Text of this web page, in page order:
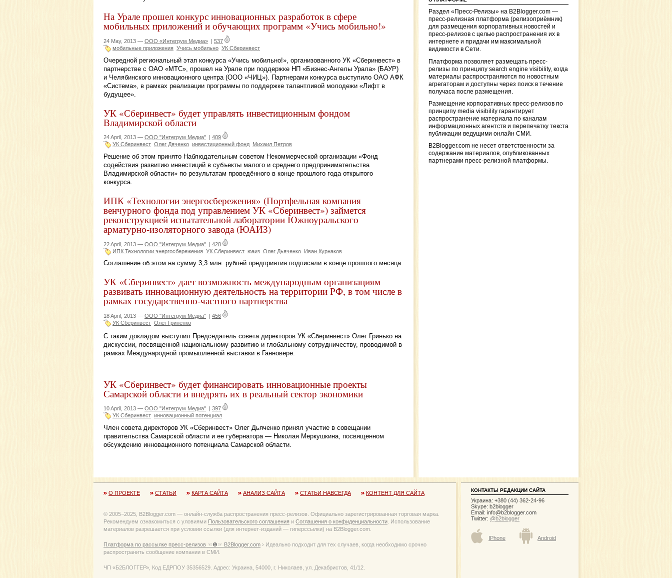
На Урале прошел конкурс инновационных разработок в сфере
мобильных приложений и обучающих программ «Учись мобильно!»
24 May, 2013 — ООО «Интегрум Медиа»
537
мобильные приложения Учись мобильно УК Сберинвест
Очередной региональный этап конкурса «Учись мобильно!», организованного УК «Сберинвест» в
партнерстве с ОАО «МТС», прошел на Урале при поддержке НП «Бизнес-Ангелы Урала» (БАУР)
и Челябинского инновационного центра (ООО «ЧИЦ»). Партнерами конкурса выступило ОАО АФК
«Система», в рамках реализации программы по поддержке талантливой молодежи «Лифт в
будущее».
УК «Сберинвест» будет управлять инвестиционным фондом
Владимирской области
24 April, 2013 — ООО "Интегрум Медиа"
409
УК Сберинвест Олег Дяченко инвестиционный фонд Михаил Петров
Решение об этом принято Наблюдательным советом Некоммерческой организации «Фонд
содействия развитию инвестиций в субъекты малого и среднего предпринимательства
Владимирской области» по результатам проведённого в конце прошлого года открытого
конкурса.
ИПК «Технологии энергосбережения» (Портфельная компания
венчурного фонда под управлением УК «Сберинвест») займется
реконструкцией испытательной лаборатории Южноуральского
арматурно-изоляторного завода (ЮАИЗ)
22 April, 2013 — ООО "Интегрум Медиа" | 428
ИПК Технологии энергосбережения УК Сберинвест юаиз Олег Дьяченко Иван Курнаков
Соглашение об этом на сумму 3,3 млн. рублей предприятия подписали в конце прошлого месяца.
УК «Сберинвест» дает возможность международным организациям
развивать инновационную деятельность на территории РФ, в том числе в
рамках государственно-частного партнерства
18 April, 2013 — ООО "Интегрум Медиа" | 456
УК Сберинвест Олег Гриненко
С таким докладом выступил Председатель совета директоров УК «Сберинвест» Олег Гринько на
дискуссии, посвященной национальному развитию и глобальному сотрудничеству, проводимой в
рамках Международной промышленной выставки в Ганновере.
УК «Сберинвест» будет финансировать инновационные проекты
Самарской области и внедрять их в реальный сектор экономики
10 April, 2013 — ООО "Интегрум Медиа"
397
УК Сберинвест инновационный потенциал
Член совета директоров УК «Сберинвест» Олег Дьяченко принял участие в совещании
правительства Самарской области и ее губернатора — Николая Меркушкина, посвященном
обсуждению инновационного потенциала Самарской области.
Раздел «Пресс-Релизы» на B2Blogger.com —
пресс-релизная платформа (релизоприёмник)
для размещения корпоративных новостей и
пресс-релизов с целью распространения их в
интернете и придачи им максимальной
видимости в Сети.
Платформа позволяет размещать пресс-
релизы по принципу search engine visibility, когда
материалы распространяются по новостным
агрегаторам и доступны через поиск в течение
получаса после размещения.
Размещение корпоративных пресс-релизов по
принципу media visibility гарантирует
распространение материала по каналам
информационных агентств и перепечатку текста
публикации ведущими онлайн СМИ.
B2Blogger.com не несет ответственности за
содержание материалов, опубликованных
партнерами пресс-релизной платформы.
О ПРОЕКТЕ СТАТЬИ КАРТА САЙТА АНАЛИЗ САЙТА СТАТЬИ НАВСЕГДА КОНТЕНТ ДЛЯ САЙТА
© 2005−2025, B2Blogger.com — онлайн-служба распространения пресс-релизов. Официально зарегистрированная торговая марка.
Рекомендуем ознакомиться с уловиями Пользовательского соглашения и Соглашения о конфиденциальности . Использование
материалов разрешается при условии ссылки (для интернет-изданий — гиперссылки) на B2Blogger.com.
Платформа по рассылке пресс-релизов ☜❶☞ B2Blogger.com › Идеально подходит для тех случаев, когда необходимо срочно
распространить сообщение компании в СМИ.
ЧП «Б2БЛОГГЕР», Код ЕДРПОУ 35356529. Адрес: Украина, 54000, г. Николаев, ул. Декабристов, 41/12.
КОНТАКТЫ РЕДАКЦИИ САЙТА
Украина: +380 (44) 362-24-96
Skype: b2blogger
Email: info@b2blogger.com
Twitter: @b2blogger
IPhone Android